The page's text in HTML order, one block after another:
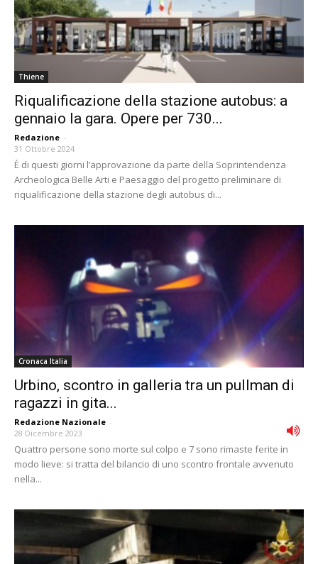
Thiene
Riqualificazione della stazione autobus: a
gennaio la gara. Opere per 730...
Redazione -
31 Ottobre 2024
È di questi giorni l’approvazione da parte della Soprintendenza
Archeologica Belle Arti e Paesaggio del progetto preliminare di
riqualificazione della stazione degli autobus di...
Cronaca Italia
Urbino, scontro in galleria tra un pullman di
ragazzi in gita...
Redazione Nazionale -
28 Dicembre 2023
Quattro persone sono morte sul colpo e 7 sono rimaste ferite in
modo lieve: si tratta del bilancio di uno scontro frontale avvenuto
nella...